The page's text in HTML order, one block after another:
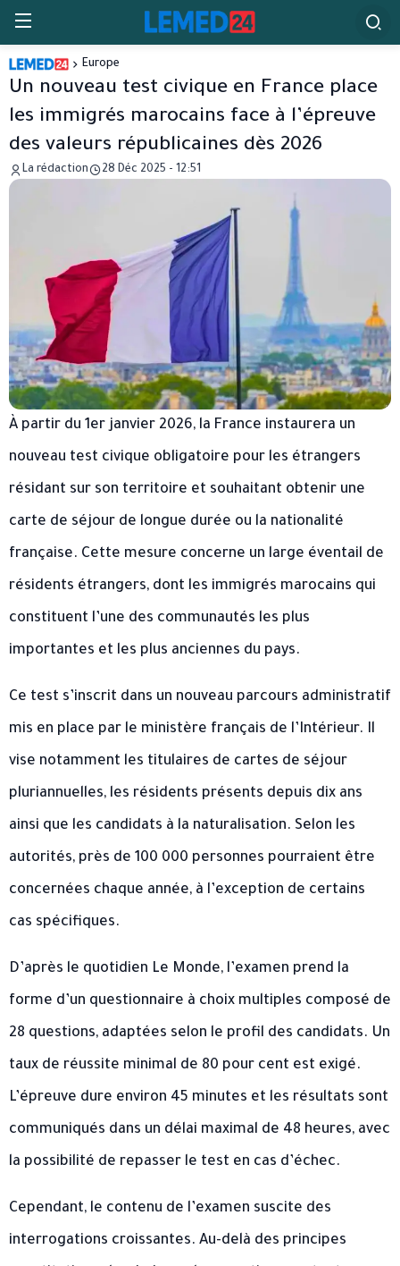
Europe
Un nouveau test civique en France place
les immigrés marocains face à l’épreuve
des valeurs républicaines dès 2026
La rédaction 28 Déc 2025 - 12:51
À partir du 1er janvier 2026, la France instaurera un
nouveau test civique obligatoire pour les étrangers
résidant sur son territoire et souhaitant obtenir une
carte de séjour de longue durée ou la nationalité
française. Cette mesure concerne un large éventail de
résidents étrangers, dont les immigrés marocains qui
constituent l’une des communautés les plus
importantes et les plus anciennes du pays.
Ce test s’inscrit dans un nouveau parcours administratif
mis en place par le ministère français de l’Intérieur. Il
vise notamment les titulaires de cartes de séjour
pluriannuelles, les résidents présents depuis dix ans
ainsi que les candidats à la naturalisation. Selon les
autorités, près de 100 000 personnes pourraient être
concernées chaque année, à l’exception de certains
cas spécifiques.
D’après le quotidien Le Monde, l’examen prend la
forme d’un questionnaire à choix multiples composé de
28 questions, adaptées selon le profil des candidats. Un
taux de réussite minimal de 80 pour cent est exigé.
L’épreuve dure environ 45 minutes et les résultats sont
communiqués dans un délai maximal de 48 heures, avec
la possibilité de repasser le test en cas d’échec.
Cependant, le contenu de l’examen suscite des
interrogations croissantes. Au-delà des principes